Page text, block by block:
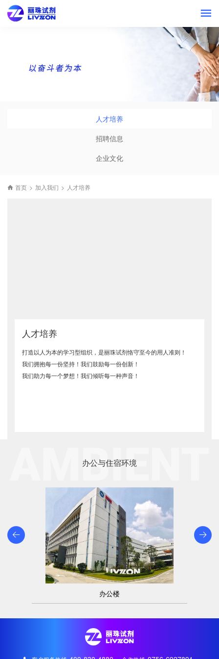
人才培养
招聘信息
企业文化
首页 > 加入我们 > 人才培养
人才培养
打造以人为本的学习型组织，是丽珠试剂恪守至今的用人准则！
我们拥抱每一份坚持！我们鼓励每一份创新！
我们助力每一个梦想！我们倾听每一种声音！
办公与住宿环境
办公楼